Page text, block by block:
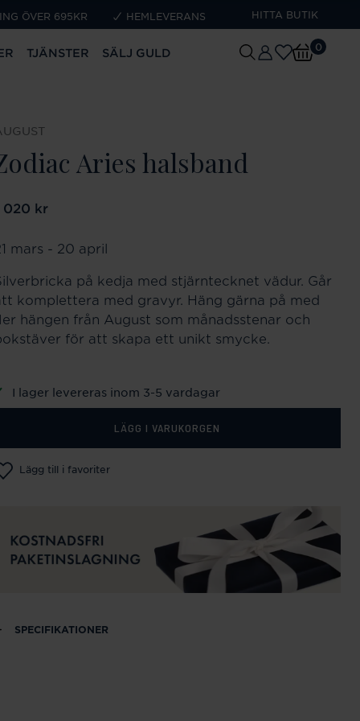
ÖVER 695KR HEMLEVERANS HITTA BUTIK
TJÄNSTER SÄLJ GULD 0
Aries halsband
:1 020 kr
020 kr
mars - 20 april
på kedja med stjärntecknet vädur. Går
komplettera med gravyr. Häng gärna på med
hängen från August som månadsstenar och
för att skapa ett unikt smycke.
I lager levereras inom 3-5 vardagar
LÄGG I VARUKORGEN
Lägg till i favoriter
SPECIFIKATIONER